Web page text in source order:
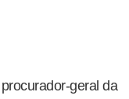
geral da